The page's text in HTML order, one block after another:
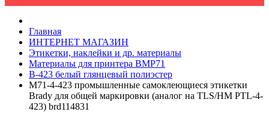
Главная
ИНТЕРНЕТ МАГАЗИН
Этикетки, наклейки и др. материалы
Материалы для принтера BMP71
B-423 белый глянцевый полиэстер
M71-4-423 промышленные самоклеющиеся этикетки
Brady для общей маркировки (аналог на TLS/HM PTL-4-
423) brd114831